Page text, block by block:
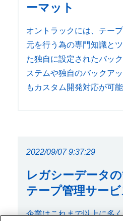
ーマット
オントラックには、テー
元を行う為の専門知識と
た独自に設定されたバッ
ステムや独自のバックア
もカスタム開発対応が可能
2022/09/07 9:37:29
レガシーデータ
テープ管理サービ
企業はこれまで以上に多